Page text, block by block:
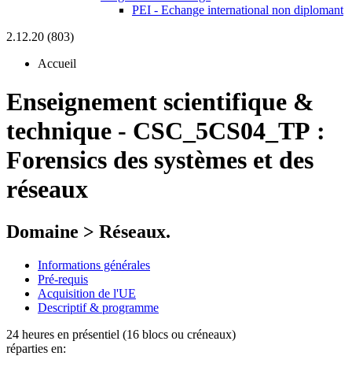
PEI - Echange international non diplomant
2.12.20 (803)
Accueil
Enseignement scientifique &
technique - CSC_5CS04_TP :
Forensics des systèmes et des
réseaux
Domaine > Réseaux.
Informations générales
Pré-requis
Acquisition de l'UE
Descriptif & programme
24 heures en présentiel (16 blocs ou créneaux)
réparties en: